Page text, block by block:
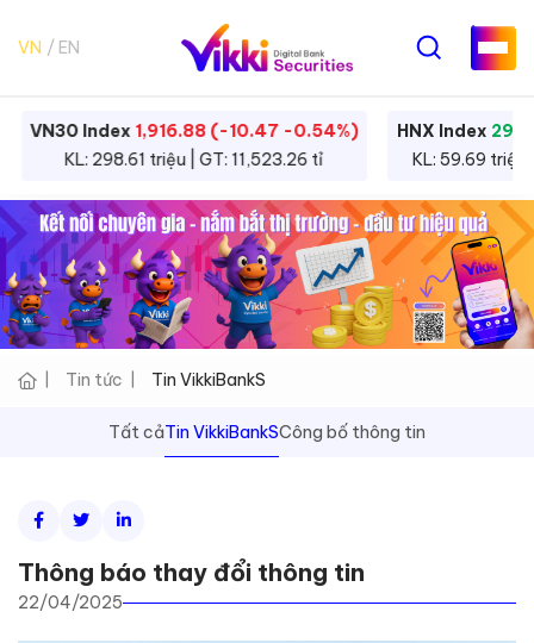
VN EN
VN30 Index 1,916.88 (-10.47 -0.54%)
KL: 298.61 triệu | GT: 11,523.26 tỉ
HNX Index
KL: 59.69 triệu
Tin tức Tin VikkiBankS
Tất cảTin VikkiBankSCông bố thông tin
Thông báo thay đổi thông tin
22/04/2025